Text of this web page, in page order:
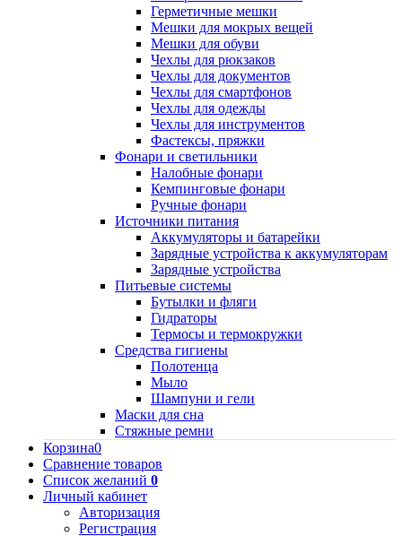
Герметичные мешки
Мешки для мокрых вещей
Мешки для обуви
Чехлы для рюкзаков
Чехлы для документов
Чехлы для смартфонов
Чехлы для одежды
Чехлы для инструментов
Фастексы, пряжки
Фонари и светильники
Налобные фонари
Кемпинговые фонари
Ручные фонари
Источники питания
Аккумуляторы и батарейки
Зарядные устройства к аккумуляторам
Зарядные устройства
Питьевые системы
Бутылки и фляги
Гидраторы
Термосы и термокружки
Средства гигиены
Полотенца
Мыло
Шампуни и гели
Маски для сна
Стяжные ремни
Корзина0
Сравнение товаров
Список желаний 0
Личный кабинет
Авторизация
Регистрация